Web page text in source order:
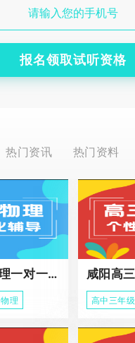
报名领取试听资格
热门资讯 热门资料
咸阳高二物理一对一辅导
物理 高中三年级